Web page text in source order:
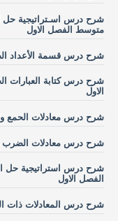
شرح درس اسـتراتيجية حل
متوسط الفصل الاول
شرح درس قسمة الأعداد
شرح درس كتابة العبارات
الاول
شرح درس معادلات الحمع
شرح درس معادلات الضرب
شرح درس استراتيجية حل
الفصل الاول
شرح درس المعادلات ذات